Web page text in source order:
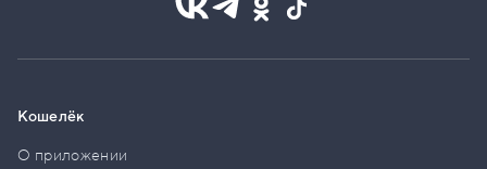
Кошелёк
О приложении